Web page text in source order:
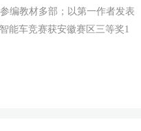
编教材多部；以第一作者发表
能车竞赛获安徽赛区三等奖1